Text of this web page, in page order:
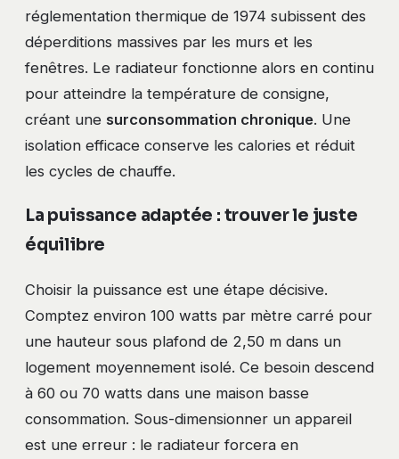
réglementation thermique de 1974 subissent des
déperditions massives par les murs et les
fenêtres. Le radiateur fonctionne alors en continu
pour atteindre la température de consigne,
créant une surconsommation chronique. Une
isolation efficace conserve les calories et réduit
les cycles de chauffe.
La puissance adaptée : trouver le juste
équilibre
Choisir la puissance est une étape décisive.
Comptez environ 100 watts par mètre carré pour
une hauteur sous plafond de 2,50 m dans un
logement moyennement isolé. Ce besoin descend
à 60 ou 70 watts dans une maison basse
consommation. Sous-dimensionner un appareil
est une erreur : le radiateur forcera en